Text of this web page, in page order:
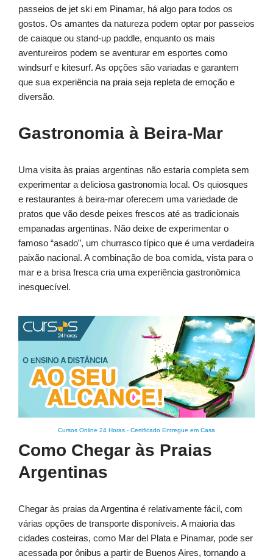
passeios de jet ski em Pinamar, há algo para todos os
gostos. Os amantes da natureza podem optar por passeios
de caiaque ou stand-up paddle, enquanto os mais
aventureiros podem se aventurar em esportes como
windsurf e kitesurf. As opções são variadas e garantem
que sua experiência na praia seja repleta de emoção e
diversão.
Gastronomia à Beira-Mar
Uma visita às praias argentinas não estaria completa sem
experimentar a deliciosa gastronomia local. Os quiosques
e restaurantes à beira-mar oferecem uma variedade de
pratos que vão desde peixes frescos até as tradicionais
empanadas argentinas. Não deixe de experimentar o
famoso “asado”, um churrasco típico que é uma verdadeira
paixão nacional. A combinação de boa comida, vista para o
mar e a brisa fresca cria uma experiência gastronômica
inesquecível.
Cursos Online 24 Horas - Certificado Entregue em Casa
Como Chegar às Praias
Argentinas
Chegar às praias da Argentina é relativamente fácil, com
várias opções de transporte disponíveis. A maioria das
cidades costeiras, como Mar del Plata e Pinamar, pode ser
acessada por ônibus a partir de Buenos Aires, tornando a